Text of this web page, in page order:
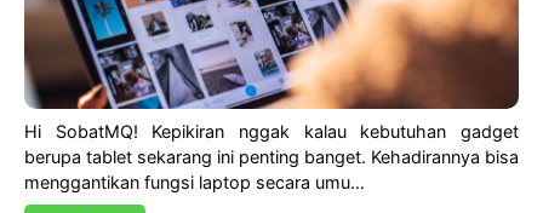
Hi SobatMQ! Kepikiran nggak kalau kebutuhan gadget
berupa tablet sekarang ini penting banget. Kehadirannya bisa
menggantikan fungsi laptop secara umu…